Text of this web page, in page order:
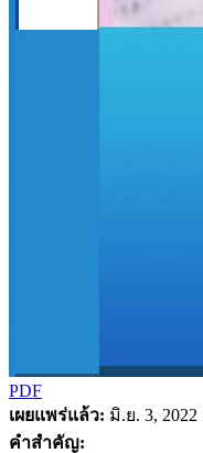
PDF
เผยแพร่แล้ว: มิ.ย. 3, 2022
คำสำคัญ: